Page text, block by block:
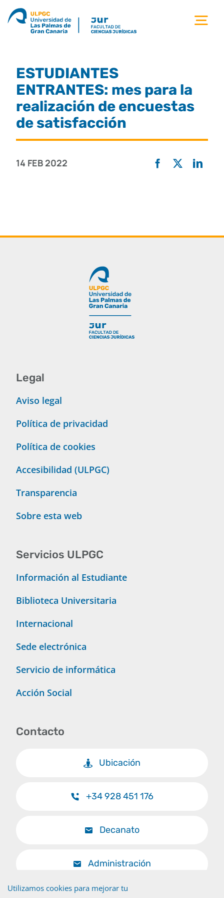
Saltar
titulaciones
estudiantes
ESTUDIANTES
ENTRANTES: mes para la
realización de encuestas
de satisfacción
14 FEB 2022
Legal
Aviso legal
Política de privacidad
Política de cookies
Accesibilidad (ULPGC)
Transparencia
Sobre esta web
Servicios ULPGC
Información al Estudiante
Biblioteca Universitaria
Internacional
Sede electrónica
Servicio de informática
Acción Social
Contacto
Ubicación
+34 928 451 176
Decanato
Administración
Utilizamos cookies para mejorar tu